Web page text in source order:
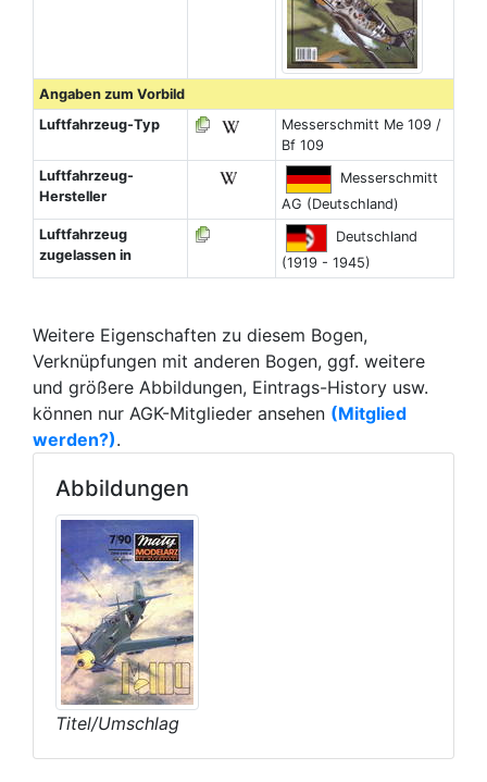
Angaben zum Vorbild
Luftfahrzeug-Typ
Messerschmitt Me 109 /
Bf 109
Luftfahrzeug-
Hersteller
Messerschmitt
AG (Deutschland)
Luftfahrzeug
zugelassen in
Deutschland
(1919 - 1945)
Weitere Eigenschaften zu diesem Bogen,
Verknüpfungen mit anderen Bogen, ggf. weitere
und größere Abbildungen, Eintrags-History usw.
können nur AGK-Mitglieder ansehen (Mitglied
werden?).
Abbildungen
Titel/Umschlag